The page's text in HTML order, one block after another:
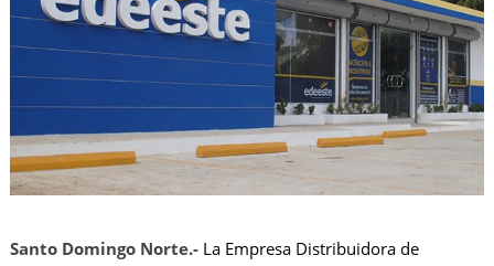
Santo Domingo Norte.- La Empresa Distribuidora de